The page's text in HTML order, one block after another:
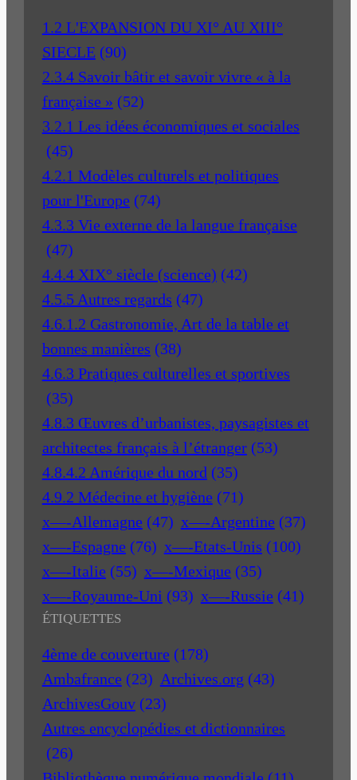
1.2 L'EXPANSION DU XI° AU XIII°
SIECLE (90)
2.3.4 Savoir bâtir et savoir vivre « à la
française » (52)
3.2.1 Les idées économiques et sociales
(45)
4.2.1 Modèles culturels et politiques
pour l'Europe (74)
4.3.3 Vie externe de la langue française
(47)
4.4.4 XIX° siècle (science) (42)
4.5.5 Autres regards (47)
4.6.1.2 Gastronomie, Art de la table et
bonnes manières (38)
4.6.3 Pratiques culturelles et sportives
(35)
4.8.3 Œuvres d’urbanistes, paysagistes et
architectes français à l’étranger (53)
4.8.4.2 Amérique du nord (35)
4.9.2 Médecine et hygiène (71)
x—-Allemagne (47) x—-Argentine (37)
x—-Espagne (76) x—-Etats-Unis (100)
x—-Italie (55) x—-Mexique (35)
x—-Royaume-Uni (93) x—-Russie (41)
ÉTIQUETTES
4ème de couverture (178)
Ambafrance (23) Archives.org (43)
ArchivesGouv (23)
Autres encyclopédies et dictionnaires
(26)